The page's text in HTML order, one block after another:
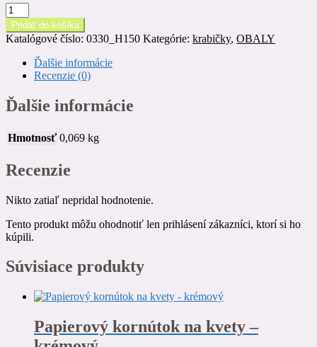
množstvo
Krabička
s
okienkom
150x100x35
Pridať do košíka
Katalógové číslo: 0330_H150 Kategórie: krabičky, OBALY
Ďalšie informácie
Recenzie (0)
Ďalšie informácie
Hmotnosť 0,069 kg
Recenzie
Nikto zatiaľ nepridal hodnotenie.
Tento produkt môžu ohodnotiť len prihlásení zákazníci, ktorí si ho
kúpili.
Súvisiace produkty
Papierový kornútok na kvety –